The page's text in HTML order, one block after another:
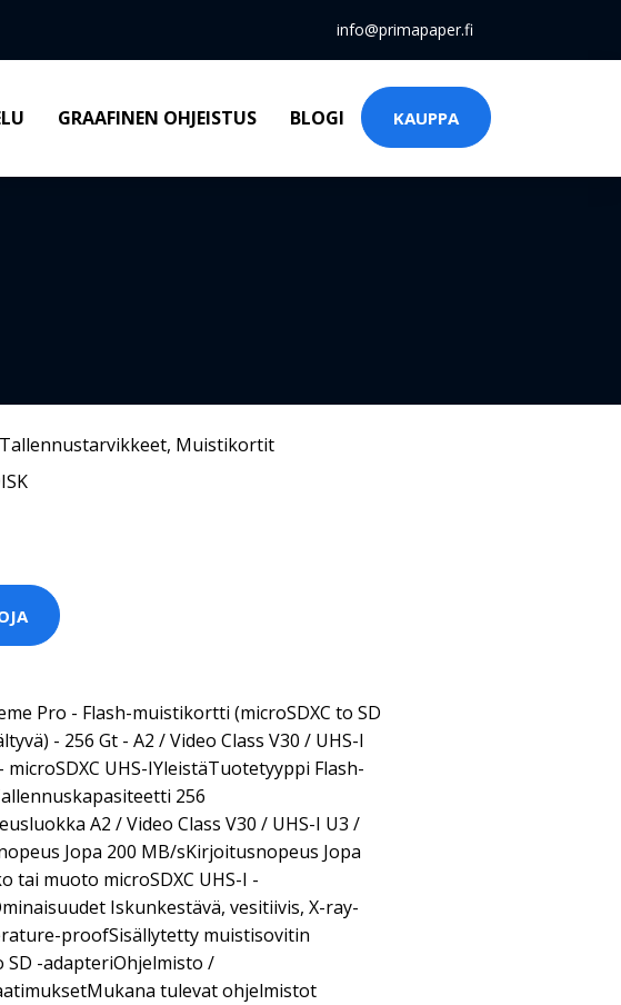
info@primapaper.fi
GRAAFINEN OHJEISTUS BLOGI KAUPPA
Tallennustarvikkeet, Muistikortit
Pro - Flash-muistikortti (microSDXC to SD
- 256 Gt - A2 / Video Class V30 / UHS-I
microSDXC UHS-IYleistäTuotetyyppi Flash-
256
A2 / Video Class V30 / UHS-I U3 /
Jopa 200 MB/sKirjoitusnopeus Jopa
tai muoto microSDXC UHS-I -
Iskunkestävä, vesitiivis, X-ray-
proofSisällytetty muistisovitin
SD -adapteriOhjelmisto /
tulevat ohjelmistot